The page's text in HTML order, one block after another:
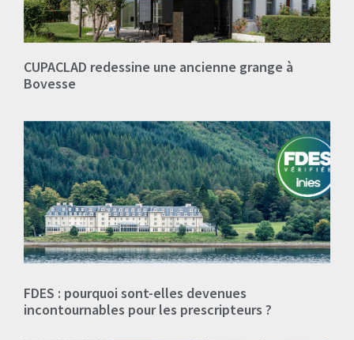
CUPACLAD redessine une ancienne grange à
Bovesse
FDES : pourquoi sont-elles devenues
incontournables pour les prescripteurs ?